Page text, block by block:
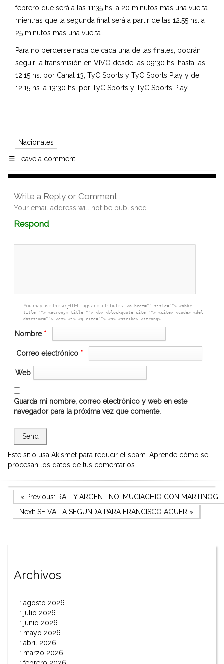
febrero que será a las 11:35 hs. a 20 minutos más una vuelta
mientras que la segunda final será a partir de las 12:55 hs. a
25 minutos más una vuelta.
Para no perderse nada de cada una de las finales, podrán
seguir la transmisión en VIVO desde las 09:30 hs. hasta las
12:15 hs. por Canal 13, TyC Sports y TyC Sports Play y de
12:15 hs. a 13:30 hs. por TyC Sports y TyC Sports Play.
Nacionales
☰ Leave a comment
Write a Reply or Comment
Your email address will not be published.
RespondComment
box
You may use these HTML tags and attributes:
<a href="" title=""> <abbr
title=""> <acronym title=""> <b> <blockquote cite=""> <cite> <code> <del
datetime=""> <em> <i> <q cite=""> <s> <strike> <strong>
Nombre *
Correo electrónico *
Web
Guarda mi nombre, correo electrónico y web en este
navegador para la próxima vez que comente.
Este sitio usa Akismet para reducir el spam. Aprende cómo se
procesan los datos de tus comentarios.
Navegación
de
Previous Post
« Previous: RALLY ARGENTINO: MUCIACHIO CON
Next Post
Next: SE VA LA SEGUNDA PARA FRANCISCO AGUER »
Archivos
agosto 2026
julio 2026
junio 2026
mayo 2026
abril 2026
marzo 2026
febrero 2026